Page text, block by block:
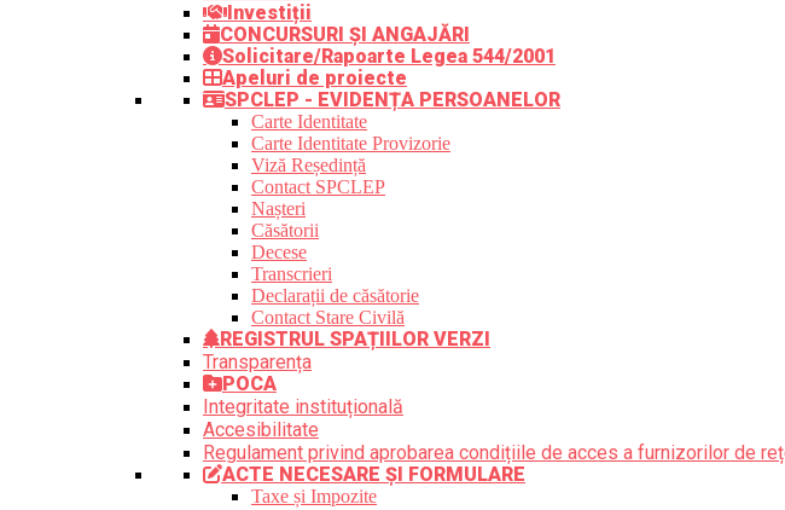
Investiții
CONCURSURI ȘI ANGAJĂRI
Solicitare/Rapoarte Legea 544/2001
Apeluri de proiecte
SPCLEP - EVIDENȚA PERSOANELOR
Carte Identitate
Carte Identitate Provizorie
Viză Reședință
Contact SPCLEP
Nașteri
Căsătorii
Decese
Transcrieri
Declarații de căsătorie
Contact Stare Civilă
REGISTRUL SPAȚIILOR VERZI
Transparența
POCA
Integritate instituțională
Accesibilitate
Regulament privind aprobarea condițiile de acces a furnizorilor de
ACTE NECESARE ȘI FORMULARE
Taxe și Impozite